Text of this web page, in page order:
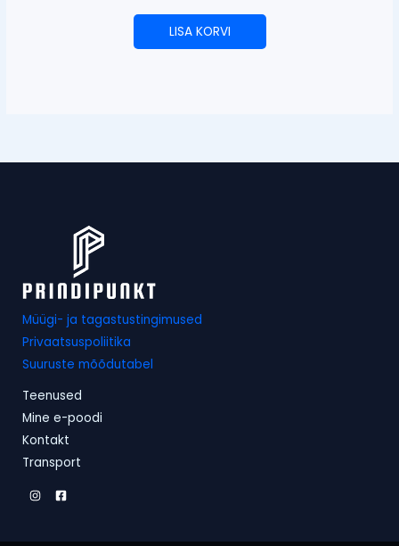
LISA KORVI
Müügi- ja tagastustingimused
Privaatsuspoliitika
Suuruste mõõdutabel
Teenused
Mine e-poodi
Kontakt
Transport